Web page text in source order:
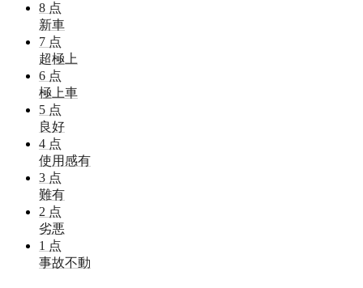
8 点
新車
7 点
超極上
6 点
極上車
5 点
良好
4 点
使用感有
3 点
難有
2 点
劣悪
1 点
事故不動